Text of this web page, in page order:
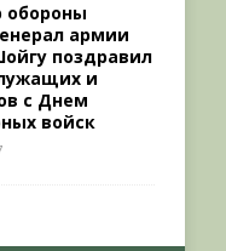
обороны
армии
поздравил
и
с Днем
войск